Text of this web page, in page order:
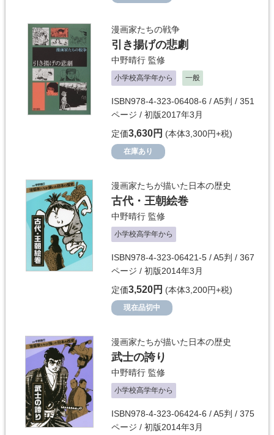
漫画家たちの戦争
引き揚げの悲劇
中野晴行 監修
小学校高学年から 一般
ISBN978-4-323-06408-6 / A5判 / 351
ページ / 初版2017年3月
定価3,630円 (本体3,300円+税)
在庫あり
漫画家たちが描いた日本の歴史
古代・王朝絵巻
中野晴行 監修
小学校高学年から
ISBN978-4-323-06421-5 / A5判 / 367
ページ / 初版2014年3月
定価3,520円 (本体3,200円+税)
現在品切中
漫画家たちが描いた日本の歴史
武士の誇り
中野晴行 監修
小学校高学年から
ISBN978-4-323-06424-6 / A5判 / 375
ページ / 初版2014年3月